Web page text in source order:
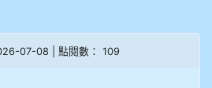
07-08 | 點閱數： 109